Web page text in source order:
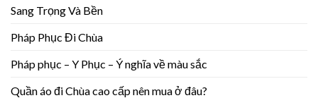
Sang Trọng Và Bền
Pháp Phục Đi Chùa
Pháp phục – Y Phục – Ý nghĩa về màu sắc
Quần áo đi Chùa cao cấp nên mua ở đâu?